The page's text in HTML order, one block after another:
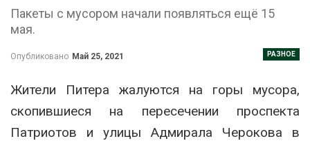
Пакеты с мусором начали появляться ещё 15
мая.
РАЗНОЕ
Опубликовано Май 25, 2021
Жители Питера жалуются на горы мусора,
скопившиеся на пересечении проспекта
Патриотов и улицы Адмирала Черокова в